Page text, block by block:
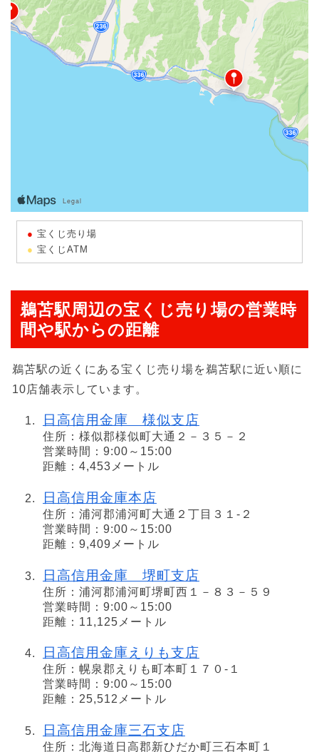
宝くじ売り場
宝くじATM
鵜苫駅周辺の宝くじ売り場の営業時
間や駅からの距離
鵜苫駅の近くにある宝くじ売り場を鵜苫駅に近い順に
10店舗表示しています。
日高信用金庫 様似支店
住所：様似郡様似町大通２－３５－２
営業時間：9:00～15:00
距離：4,453メートル
日高信用金庫本店
住所：浦河郡浦河町大通２丁目３１‐２
営業時間：9:00～15:00
距離：9,409メートル
日高信用金庫 堺町支店
住所：浦河郡浦河町堺町西１－８３－５９
営業時間：9:00～15:00
距離：11,125メートル
日高信用金庫えりも支店
住所：幌泉郡えりも町本町１７０‐１
営業時間：9:00～15:00
距離：25,512メートル
日高信用金庫三石支店
住所：北海道日高郡新ひだか町三石本町１